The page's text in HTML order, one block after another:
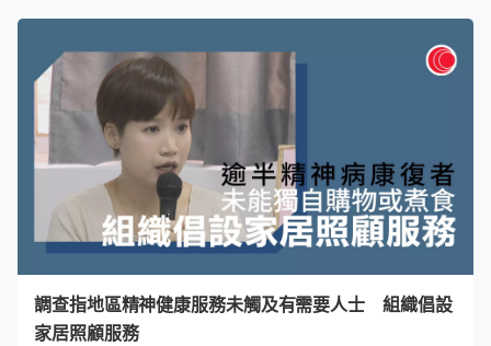
調查指地區精神健康服務未觸及有需要人士 組織倡設
家居照顧服務